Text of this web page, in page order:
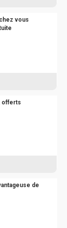
vous
offerts
de